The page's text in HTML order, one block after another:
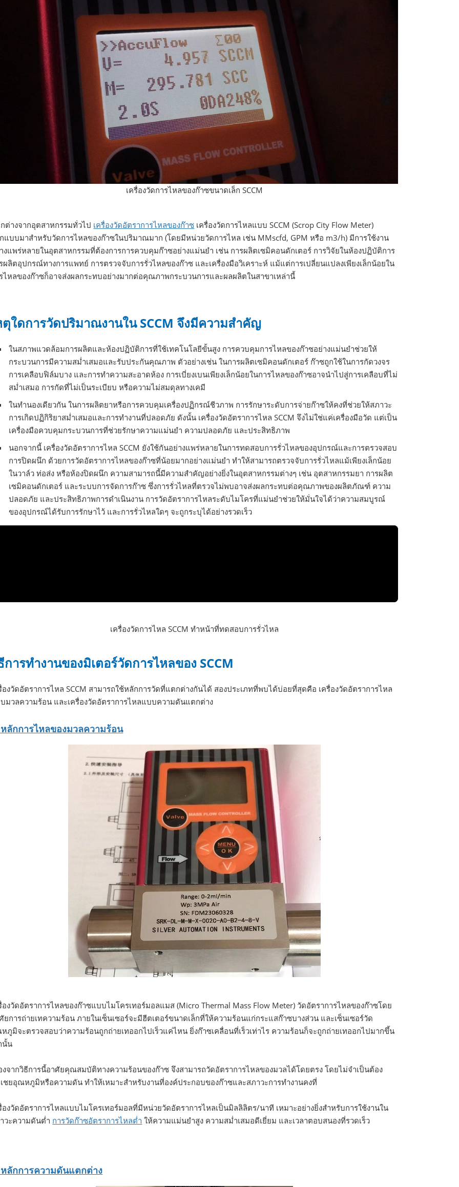
เครื่องวัดการไหลของก๊าซขนาดเล็ก SCCM
ต่างจากอุตสาหกรรมทั่วไป เครื่องวัดอัตราการไหลของก๊าซ เครื่องวัดการไหลแบบ SCCM (Scrop City Flow Meter)
แบบมาสำหรับวัดการไหลของก๊าซในปริมาณมาก (โดยมีหน่วยวัดการไหล เช่น MMscfd, GPM หรือ m3/h) มีการใช้งาน
งแพร่หลายในอุตสาหกรรมที่ต้องการการควบคุมก๊าซอย่างแม่นยำ เช่น การผลิตเซมิคอนดักเตอร์ การวิจัยในห้องปฏิบัติการ
ผลิตอุปกรณ์ทางการแพทย์ การตรวจจับการรั่วไหลของก๊าซ และเครื่องมือวิเคราะห์ แม้แต่การเปลี่ยนแปลงเพียงเล็กน้อยใน
ไหลของก๊าซก็อาจส่งผลกระทบอย่างมากต่อคุณภาพกระบวนการและผลผลิตในสาขาเหล่านี้
ตุใดการวัดปริมาณงานใน SCCM จึงมีความสำคัญ
ในสภาพแวดล้อมการผลิตและห้องปฏิบัติการที่ใช้เทคโนโลยีขั้นสูง การควบคุมการไหลของก๊าซอย่างแม่นยำช่วยให้
กระบวนการมีความสม่ำเสมอและรับประกันคุณภาพ ตัวอย่างเช่น ในการผลิตเซมิคอนดักเตอร์ ก๊าซถูกใช้ในการกัดวงจร
การเคลือบฟิล์มบาง และการทำความสะอาดห้อง การเบี่ยงเบนเพียงเล็กน้อยในการไหลของก๊าซอาจนำไปสู่การเคลือบที่ไม่
สม่ำเสมอ การกัดที่ไม่เป็นระเบียบ หรือความไม่สมดุลทางเคมี
ในทำนองเดียวกัน ในการผลิตยาหรือการควบคุมเครื่องปฏิกรณ์ชีวภาพ การรักษาระดับการจ่ายก๊าซให้คงที่ช่วยให้สภาวะ
การเกิดปฏิกิริยาสม่ำเสมอและการทำงานที่ปลอดภัย ดังนั้น เครื่องวัดอัตราการไหล SCCM จึงไม่ใช่แค่เครื่องมือวัด แต่เป็น
เครื่องมือควบคุมกระบวนการที่ช่วยรักษาความแม่นยำ ความปลอดภัย และประสิทธิภาพ
นอกจากนี้ เครื่องวัดอัตราการไหล SCCM ยังใช้กันอย่างแพร่หลายในการทดสอบการรั่วไหลของอุปกรณ์และการตรวจสอบ
การปิดผนึก ด้วยการวัดอัตราการไหลของก๊าซที่น้อยมากอย่างแม่นยำ ทำให้สามารถตรวจจับการรั่วไหลแม้เพียงเล็กน้อย
ในวาล์ว ท่อส่ง หรือห้องปิดผนึก ความสามารถนี้มีความสำคัญอย่างยิ่งในอุตสาหกรรมต่างๆ เช่น อุตสาหกรรมยา การผลิต
เซมิคอนดักเตอร์ และระบบการจัดการก๊าซ ซึ่งการรั่วไหลที่ตรวจไม่พบอาจส่งผลกระทบต่อคุณภาพของผลิตภัณฑ์ ความ
ปลอดภัย และประสิทธิภาพการดำเนินงาน การวัดอัตราการไหลระดับไมโครที่แม่นยำช่วยให้มั่นใจได้ว่าความสมบูรณ์
ของอุปกรณ์ได้รับการรักษาไว้ และการรั่วไหลใดๆ จะถูกระบุได้อย่างรวดเร็ว
เครื่องวัดการไหล SCCM ทำหน้าที่ทดสอบการรั่วไหล
การทำงานของมิเตอร์วัดการไหลของ SCCM
องวัดอัตราการไหล SCCM สามารถใช้หลักการวัดที่แตกต่างกันได้ สองประเภทที่พบได้บ่อยที่สุดคือ เครื่องวัดอัตราการไหล
มวลความร้อน และเครื่องวัดอัตราการไหลแบบความดันแตกต่าง
ลักการไหลของมวลความร้อน
องวัดอัตราการไหลของก๊าซแบบไมโครเทอร์มอลแมส (Micro Thermal Mass Flow Meter) วัดอัตราการไหลของก๊าซโดย
ยการถ่ายเทความร้อน ภายในเซ็นเซอร์จะมีฮีตเตอร์ขนาดเล็กที่ให้ความร้อนแก่กระแสก๊าซบางส่วน และเซ็นเซอร์วัด
ภูมิจะตรวจสอบว่าความร้อนถูกถ่ายเทออกไปเร็วแค่ไหน ยิ่งก๊าซเคลื่อนที่เร็วเท่าไร ความร้อนก็จะถูกถ่ายเทออกไปมากขึ้น
นั้น
งจากวิธีการนี้อาศัยคุณสมบัติทางความร้อนของก๊าซ จึงสามารถวัดอัตราการไหลของมวลได้โดยตรง โดยไม่จำเป็นต้อง
ชยอุณหภูมิหรือความดัน ทำให้เหมาะสำหรับงานที่องค์ประกอบของก๊าซและสภาวะการทำงานคงที่
องวัดอัตราการไหลแบบไมโครเทอร์มอลที่มีหน่วยวัดอัตราการไหลเป็นมิลลิลิตร/นาที เหมาะอย่างยิ่งสำหรับการใช้งานใน
วะความดันต่ำ การวัดก๊าซอัตราการไหลต่ำ ให้ความแม่นยำสูง ความสม่ำเสมอดีเยี่ยม และเวลาตอบสนองที่รวดเร็ว
ลักการความดันแตกต่าง